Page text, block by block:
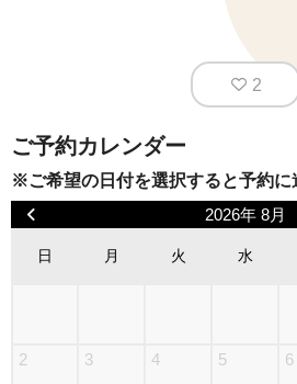
2
ご予約カレンダー
※ご希望の日付を選択すると予約に
2026年 8月
日 月 火 水
2 3 4 5 6